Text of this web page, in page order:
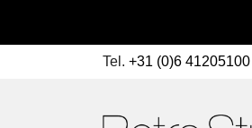
Tel. +31 (0)6 41205100